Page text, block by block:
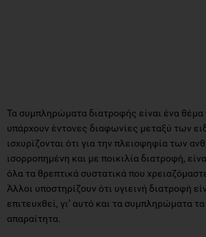
Τα συμπληρώματα διατροφής είναι ένα
υπάρχουν έντονες διαφωνίες μεταξύ των
ισχυρίζονται ότι για την πλειοψηφία των
ισορροπημένη και με ποικιλία διατροφή,
όλα τα θρεπτικά συστατικά που
Άλλοι υποστηρίζουν ότι υγιεινή διατροφή
επιτευχθεί, γι’ αυτό και τα συμπληρώματα
απαραίτητα.